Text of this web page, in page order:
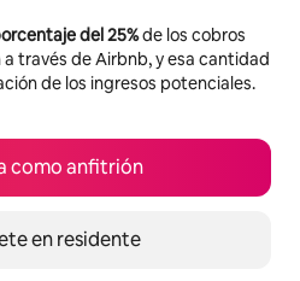
del 25%de los cobros
través de Airbnb, y esa cantidad
de los ingresos potenciales.
como anfitrión
en residente